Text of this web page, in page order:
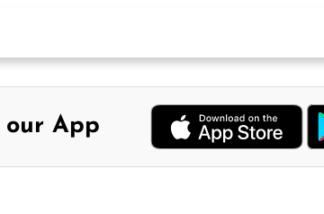
our App